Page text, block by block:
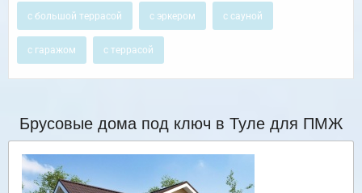
с большой террасой с эркером с сауной
с гаражом с террасой
Брусовые дома под ключ в Туле для ПМЖ